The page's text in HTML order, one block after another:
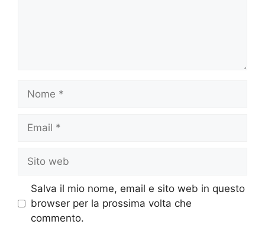
web
Salva il mio nome, email e sito web in questo
browser per la prossima volta che
commento.